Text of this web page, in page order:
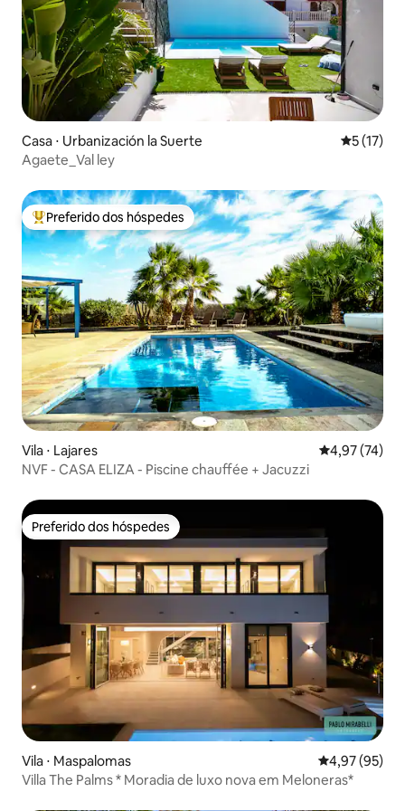
Casa ⋅ Urbanización la Suerte 5 de uma
5 (17)
Agaete_Val ley
Entre os melhores preferidos dos hóspedes
Preferido dos hóspedes
Vila ⋅ Lajares 4,97 de uma
4,97 (74)
NVF - CASA ELIZA - Piscine chauffée + Jacuzzi
Preferido dos hóspedes
Preferido dos hóspedes
Vila ⋅ Maspalomas 4,97 de uma
4,97 (95)
Villa The Palms * Moradia de luxo nova em Meloneras*